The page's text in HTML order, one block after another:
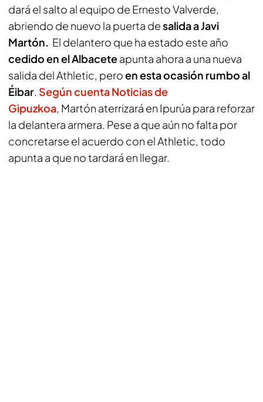
dará el salto al equipo de Ernesto Valverde,
abriendo de nuevo la puerta desalida a Javi
Martón. El delantero que ha estado este año
cedido en el Albaceteapunta ahora a una nueva
salida del Athletic, peroen esta ocasión rumbo al
Éibar. Según cuentaNoticias de
Gipuzkoa, Martón aterrizará en Ipurúa para reforzar
la delantera armera. Pese a que aún no falta por
concretarse el acuerdo con el Athletic, todo
apunta a que no tardará en llegar.